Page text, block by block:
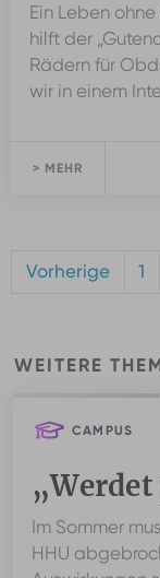
Ein Leben
hilft der
Rädern für
wir in einem
> MEHR
Vorherige 1
WEITERE
CAMPUS
Im Sommer
HHU